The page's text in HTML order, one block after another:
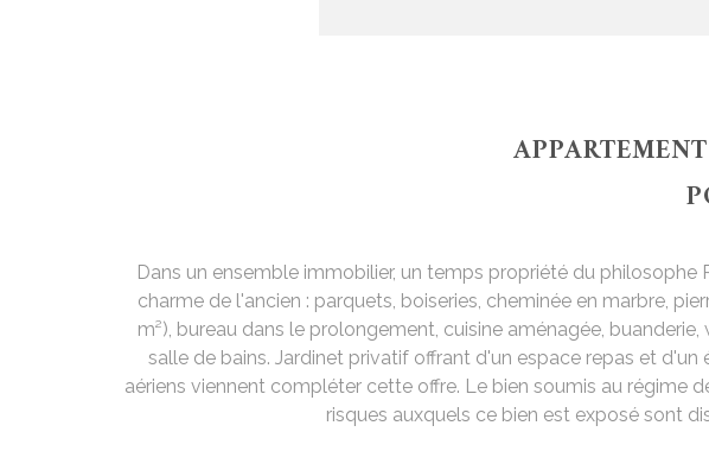
Dans un ensemble immobilier, un temps propriété du
charme de l'ancien : parquets, boiseries, cheminée en marbre,
m²), bureau dans le prolongement, cuisine aménagée,
salle de bains. Jardinet privatif offrant d'un espace repas et
aériens viennent compléter cette offre. Le bien soumis au régime
risques auxquels ce bien est exposé sont